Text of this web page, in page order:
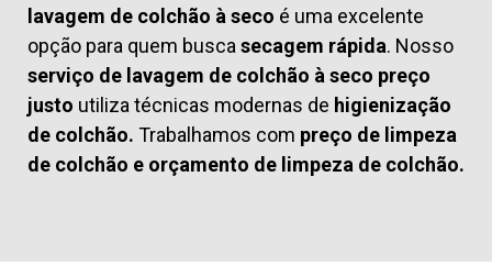
lavagem de colchão à seco é uma excelente
opção para quem busca secagem rápida. Nosso
serviço de lavagem de colchão à seco preço
justo utiliza técnicas modernas de higienização
de colchão. Trabalhamos com preço de limpeza
de colchão e orçamento de limpeza de colchão.